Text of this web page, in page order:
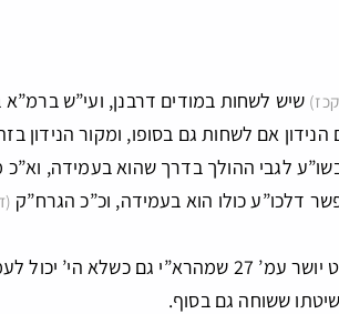
שיש לשחות במודים דרבנן, ועי”ש
הנידון אם לשחות גם בסופו, ומקור
בשו”ע לגבי ההולך בדרך שהוא בעמידה,
דלכו”ע כולו הוא בעמידה, וכ”כ הגרח”ק
ובאמת שכן הובא גם בלקט יושר עמ’ 27
ששוחה גם בסוף.